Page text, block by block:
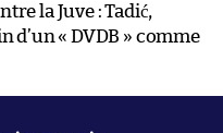
la Juve : Tadić,
d’un « DVDB » comme